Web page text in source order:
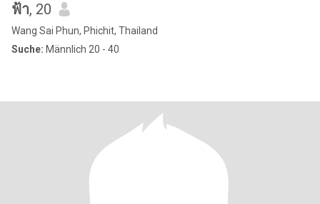
ฟ้า, 20
Wang Sai Phun, Phichit, Thailand
Suche: Männlich 20 - 40